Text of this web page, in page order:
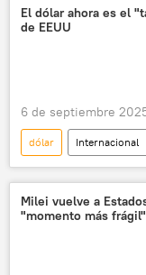
Marco Rubio
Rusia
El dólar ahora es el
de EEUU
6 de septiembre
dólar Internacional
💶 Divisas
📈 Mercados y finanzas
desdolarización
Milei vuelve a
"momento más